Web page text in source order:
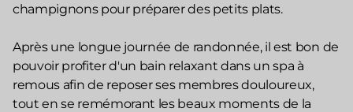
champignons pour préparer des petits plats.
Après une longue journée de randonnée, il est bon de
pouvoir profiter d'un bain relaxant dans un spa à
remous afin de reposer ses membres douloureux,
tout en se remémorant les beaux moments de la